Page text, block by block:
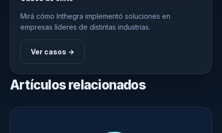
Mirá cómo Inthegra implementó soluciones en
empresas líderes de distintas industrias.
Ver casos →
Artículos relacionados